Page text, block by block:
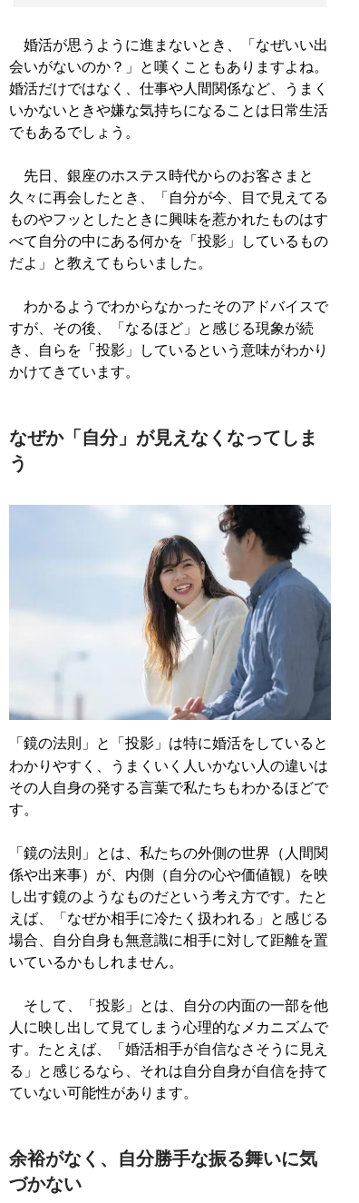
婚活が思うように進まないとき、「なぜいい出
会いがないのか？」と嘆くこともありますよね。
婚活だけではなく、仕事や人間関係など、うまく
いかないときや嫌な気持ちになることは日常生活
でもあるでしょう。
先日、銀座のホステス時代からのお客さまと
久々に再会したとき、「自分が今、目で見えてる
ものやフッとしたときに興味を惹かれたものはす
べて自分の中にある何かを「投影」しているもの
だよ」と教えてもらいました。
わかるようでわからなかったそのアドバイスで
すが、その後、「なるほど」と感じる現象が続
き、自らを「投影」しているという意味がわかり
かけてきています。
なぜか「自分」が見えなくなってしま
う
「鏡の法則」と「投影」は特に婚活をしていると
わかりやすく、うまくいく人いかない人の違いは
その人自身の発する言葉で私たちもわかるほどで
す。
「鏡の法則」とは、私たちの外側の世界（人間関
係や出来事）が、内側（自分の心や価値観）を映
し出す鏡のようなものだという考え方です。たと
えば、「なぜか相手に冷たく扱われる」と感じる
場合、自分自身も無意識に相手に対して距離を置
いているかもしれません。
そして、「投影」とは、自分の内面の一部を他
人に映し出して見てしまう心理的なメカニズムで
す。たとえば、「婚活相手が自信なさそうに見え
る」と感じるなら、それは自分自身が自信を持て
ていない可能性があります。
余裕がなく、自分勝手な振る舞いに気
づかない